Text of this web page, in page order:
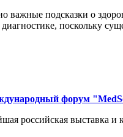
важные подсказки о
поскольку
форум
российская выставка